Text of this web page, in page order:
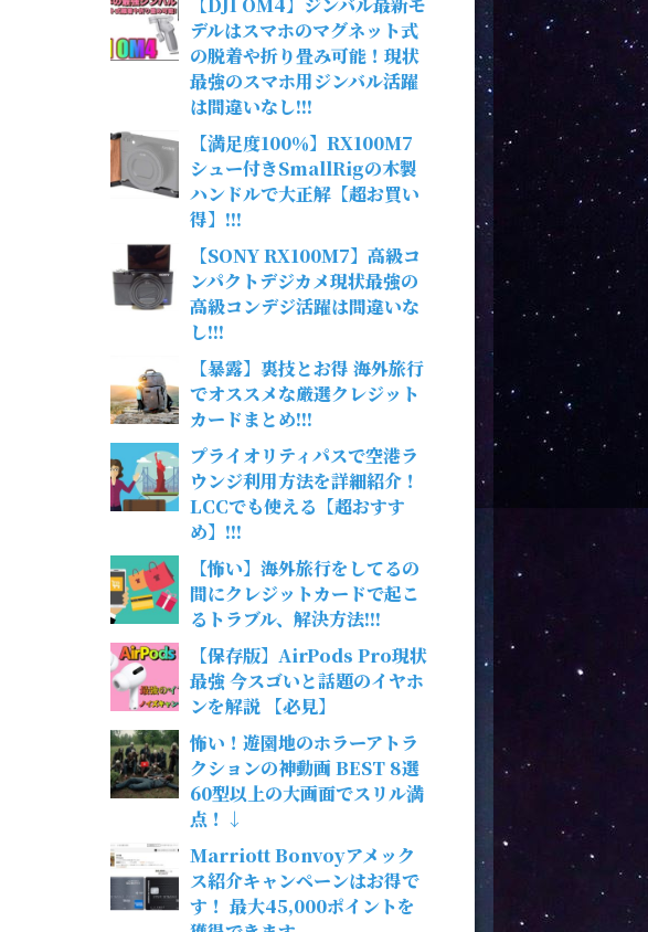
【DJI OM4】ジンバル最新モ
デルはスマホのマグネット式
の脱着や折り畳み可能！現状
最強のスマホ用ジンバル活躍
は間違いなし!!!
【満足度100％】RX100M7
シュー付きSmallRigの木製
ハンドルで大正解【超お買い
得】!!!
【SONY RX100M7】高級コ
ンパクトデジカメ現状最強の
高級コンデジ活躍は間違いな
し!!!
【暴露】裏技とお得 海外旅行
でオススメな厳選クレジット
カードまとめ!!!
プライオリティパスで空港ラ
ウンジ利用方法を詳細紹介！
LCCでも使える【超おすす
め】!!!
【怖い】海外旅行をしてるの
間にクレジットカードで起こ
るトラブル、解決方法!!!
【保存版】AirPods Pro現状
最強 今スゴいと話題のイヤホ
ンを解説 【必見】
怖い！遊園地のホラーアトラ
クションの神動画 BEST 8選
60型以上の大画面でスリル満
点！↓
Marriott Bonvoyアメック
ス紹介キャンペーンはお得で
す！ 最大45,000ポイントを